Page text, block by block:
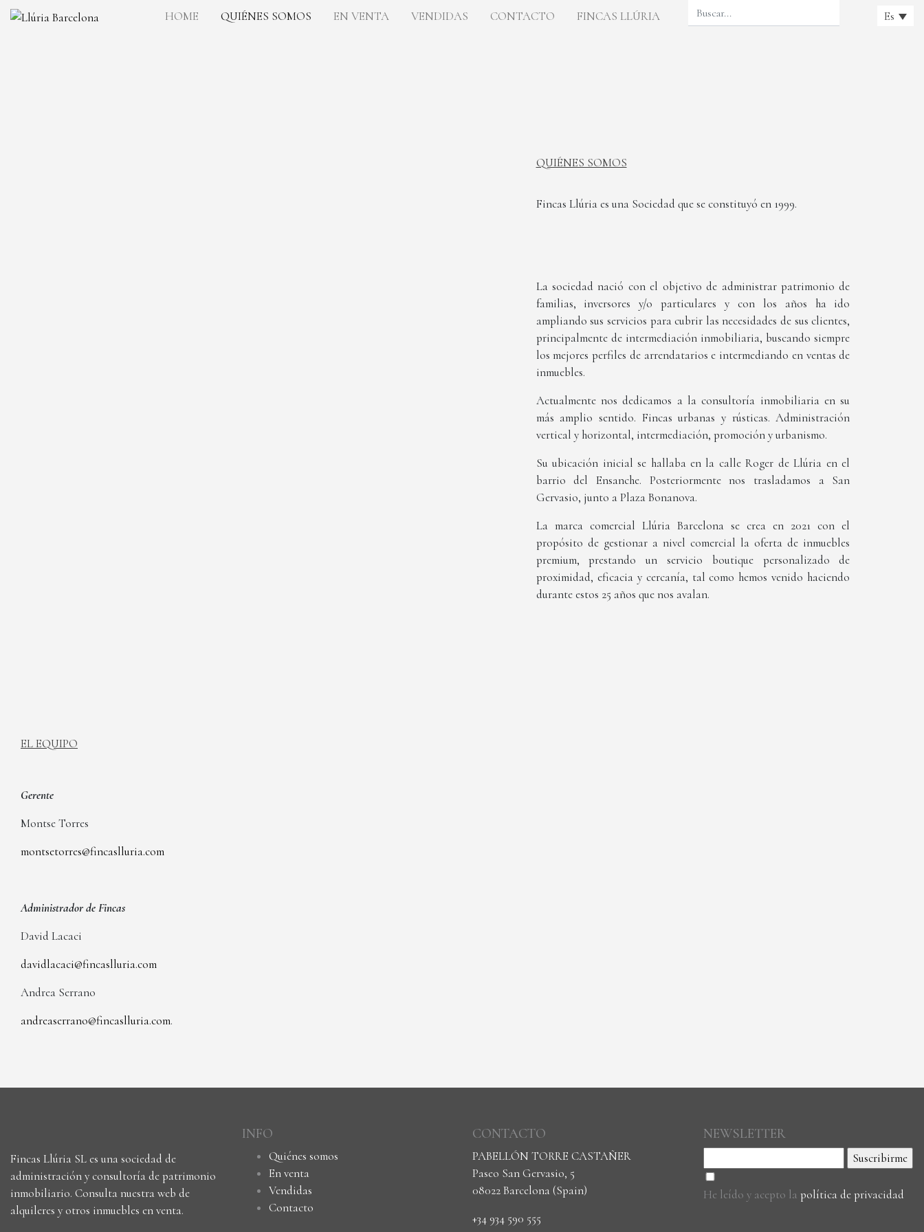
HOME QUIÉNES SOMOS EN VENTA VENDIDAS CONTACTO FINCAS LLÚRIA Es
QUIÉNES SOMOS
Fincas Llúria es una Sociedad que se constituyó en 1999.
La sociedad nació con el objetivo de administrar patrimonio de
familias, inversores y/o particulares y con los años ha ido
ampliando sus servicios para cubrir las necesidades de sus clientes,
principalmente de intermediación inmobiliaria, buscando siempre
los mejores perfiles de arrendatarios e intermediando en ventas de
inmuebles.
Actualmente nos dedicamos a la consultoría inmobiliaria en su
más amplio sentido. Fincas urbanas y rústicas. Administración
vertical y horizontal, intermediación, promoción y urbanismo.
Su ubicación inicial se hallaba en la calle Roger de Llúria en el
barrio del Ensanche. Posteriormente nos trasladamos a San
Gervasio, junto a Plaza Bonanova.
La marca comercial Llúria Barcelona se crea en 2021 con el
propósito de gestionar a nivel comercial la oferta de inmuebles
premium, prestando un servicio boutique personalizado de
proximidad, eficacia y cercanía, tal como hemos venido haciendo
durante estos 25 años que nos avalan.
EL EQUIPO
Gerente
Montse Torres
montsetorres@fincaslluria.com
Administrador de Fincas
David Lacaci
davidlacaci@fincaslluria.com
Andrea Serrano
andreaserrano@fincaslluria.com.
Fincas Llúria SL es una sociedad de
administración y consultoría de patrimonio
inmobiliario. Consulta nuestra web de
alquileres y otros inmuebles en venta.
INFO
Quiénes somos
En venta
Vendidas
Contacto
CONTACTO
PABELLÓN TORRE CASTAÑER
Paseo San Gervasio, 5
08022 Barcelona (Spain)
+34 934 590 555
NEWSLETTER
He leído y acepto la política de privacidad